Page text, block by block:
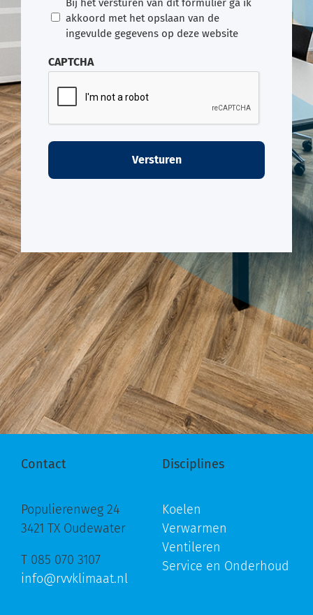
Bij het versturen van dit formulier ga ik
akkoord met het opslaan van de
ingevulde gegevens op deze website
CAPTCHA
Contact
Populierenweg 24
3421 TX Oudewater
T 085 070 3107
info@rvvklimaat.nl
Disciplines
Koelen
Verwarmen
Ventileren
Service en Onderhoud